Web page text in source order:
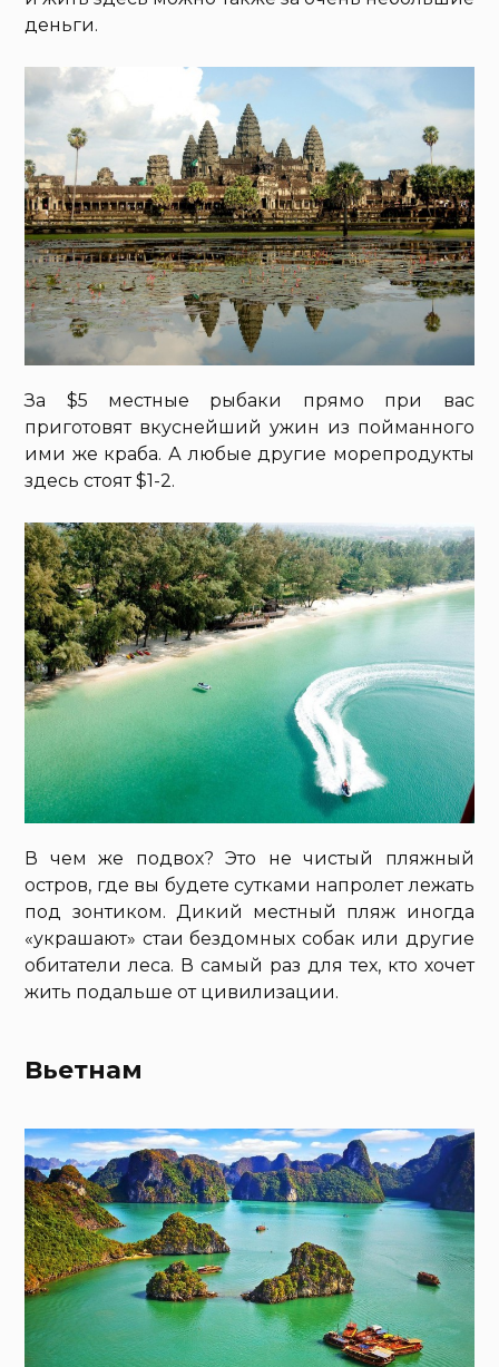
деньги.
За $5 местные рыбаки прямо при вас
приготовят вкуснейший ужин из пойманного
ими же краба. А любые другие морепродукты
здесь стоят $1-2.
В чем же подвох? Это не чистый пляжный
остров, где вы будете сутками напролет лежать
под зонтиком. Дикий местный пляж иногда
«украшают» стаи бездомных собак или другие
обитатели леса. В самый раз для тех, кто хочет
жить подальше от цивилизации.
Вьетнам